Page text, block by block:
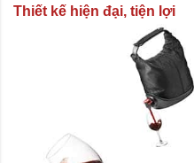
Thiết kế hiện đại, tiện lợi